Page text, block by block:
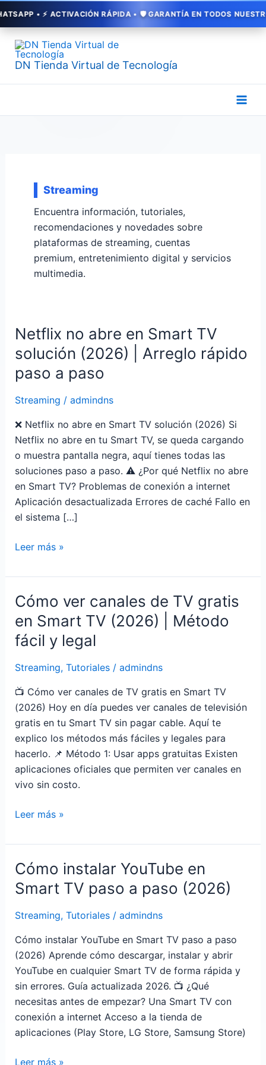
ACTIVACIÓN RÁPIDA • 🛡️ GARANTÍA EN TODOS
contenido
DN Tienda Virtual de Tecnología
Streaming
Encuentra información, tutoriales,
recomendaciones y novedades sobre
plataformas de streaming, cuentas
premium, entretenimiento digital y servicios
multimedia.
Netflix no abre en Smart TV
solución (2026) | Arreglo rápido
paso a paso
Streaming / admindns
❌ Netflix no abre en Smart TV solución (2026) Si
Netflix no abre en tu Smart TV, se queda cargando
o muestra pantalla negra, aquí tienes todas las
soluciones paso a paso. ⚠️ ¿Por qué Netflix no abre
en Smart TV? Problemas de conexión a internet
Aplicación desactualizada Errores de caché Fallo en
el sistema […]
Netflix
abre
en
solución
(2026)
|
Arreglo
rápido
paso
a
Leer más »
Cómo ver canales de TV gratis
en Smart TV (2026) | Método
fácil y legal
Streaming, Tutoriales/ admindns
📺 Cómo ver canales de TV gratis en Smart TV
(2026) Hoy en día puedes ver canales de televisión
gratis en tu Smart TV sin pagar cable. Aquí te
explico los métodos más fáciles y legales para
hacerlo. 📌 Método 1: Usar apps gratuitas Existen
aplicaciones oficiales que permiten ver canales en
vivo sin costo.
Cómo
canales
de
gratis
en
Smart
TV
(2026)
|
Método
fácil
legal
Leer más »
Cómo instalar YouTube en
Smart TV paso a paso (2026)
Streaming, Tutoriales/ admindns
Cómo instalar YouTube en Smart TV paso a paso
(2026) Aprende cómo descargar, instalar y abrir
YouTube en cualquier Smart TV de forma rápida y
sin errores. Guía actualizada 2026. 📺 ¿Qué
necesitas antes de empezar? Una Smart TV con
conexión a internet Acceso a la tienda de
aplicaciones (Play Store, LG Store, Samsung Store)
Cómo
instalar
YouTube
en
TV
paso
a
paso
(2026)
Leer más »